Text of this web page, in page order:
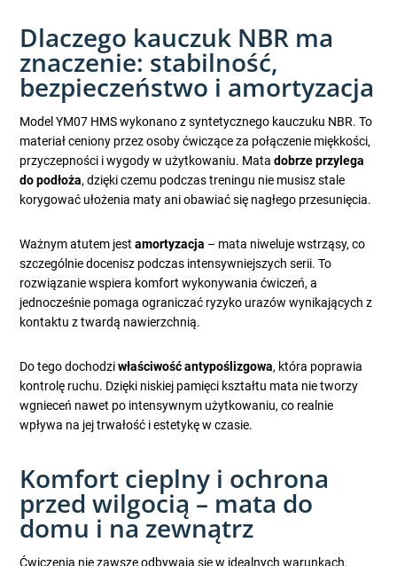
Dlaczego kauczuk NBR ma
znaczenie: stabilność,
bezpieczeństwo i amortyzacja
Model YM07 HMS wykonano z syntetycznego kauczuku NBR. To
materiał ceniony przez osoby ćwiczące za połączenie miękkości,
przyczepności i wygody w użytkowaniu. Matadobrze przylega
do podłoża, dzięki czemu podczas treningu nie musisz stale
korygować ułożenia maty ani obawiać się nagłego przesunięcia.
Ważnym atutem jestamortyzacja – mata niweluje wstrząsy, co
szczególnie docenisz podczas intensywniejszych serii. To
rozwiązanie wspiera komfort wykonywania ćwiczeń, a
jednocześnie pomaga ograniczać ryzyko urazów wynikających z
kontaktu z twardą nawierzchnią.
Do tego dochodziwłaściwość antypoślizgowa, która poprawia
kontrolę ruchu. Dzięki niskiej pamięci kształtu mata nie tworzy
wgnieceń nawet po intensywnym użytkowaniu, co realnie
wpływa na jej trwałość i estetykę w czasie.
Komfort cieplny i ochrona
przed wilgocią – mata do
domu i na zewnątrz
Ćwiczenia nie zawsze odbywają się w idealnych warunkach.